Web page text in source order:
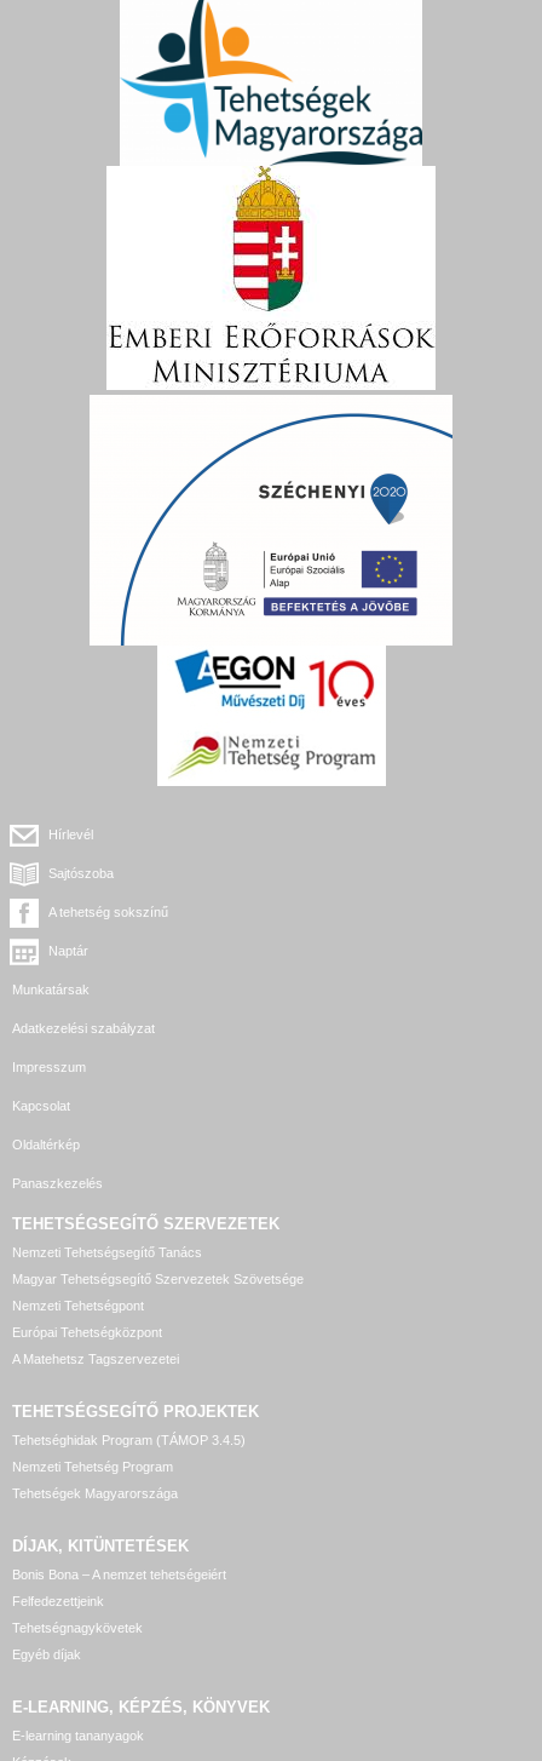
Hírlevél
Sajtószoba
A tehetség sokszínű
Naptár
Munkatársak
Adatkezelési szabályzat
Impresszum
Kapcsolat
Oldaltérkép
Panaszkezelés
TEHETSÉGSEGÍTŐ SZERVEZETEK
Nemzeti Tehetségsegítő Tanács
Magyar Tehetségsegítő Szervezetek Szövetsége
Nemzeti Tehetségpont
Európai Tehetségközpont
A Matehetsz Tagszervezetei
TEHETSÉGSEGÍTŐ PROJEKTEK
Tehetséghidak Program (TÁMOP 3.4.5)
Nemzeti Tehetség Program
Tehetségek Magyarországa
DÍJAK, KITÜNTETÉSEK
Bonis Bona – A nemzet tehetségeiért
Felfedezettjeink
Tehetségnagykövetek
Egyéb díjak
E-LEARNING, KÉPZÉS, KÖNYVEK
E-learning tananyagok